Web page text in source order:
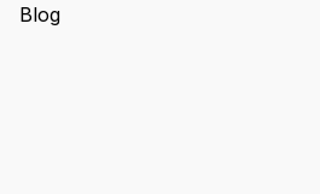
Blog